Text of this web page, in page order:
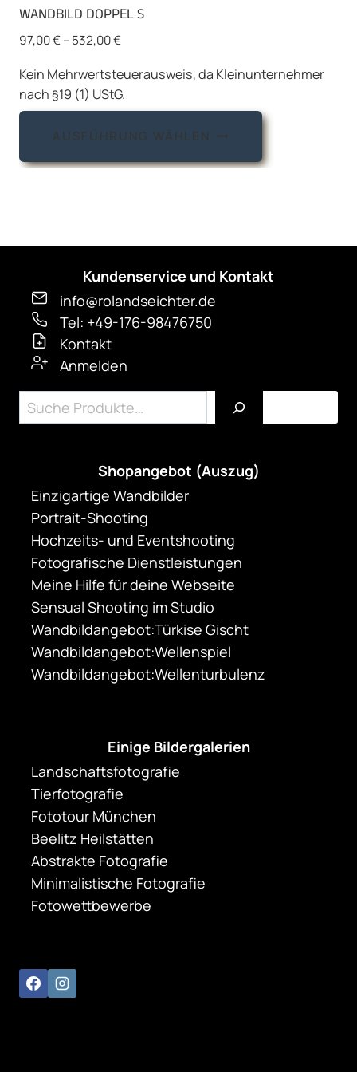
WANDBILD DOPPEL S
97,00€–532,00€
Kein Mehrwertsteuerausweis, da Kleinunternehmer
nach §19 (1) UStG.
AUSFÜHRUNG WÄHLEN
Dieses
weist
Optionen
gewählt
Kundenservice und Kontakt
info@rolandseichter.de
Tel: +49-176-98476750
Kontakt
Anmelden
Suchen
Shopangebot (Auszug)
Einzigartige Wandbilder
Portrait-Shooting
Hochzeits- und Eventshooting
Fotografische Dienstleistungen
Meine Hilfe für deine Webseite
Sensual Shooting im Studio
Wandbildangebot:Türkise Gischt
Wandbildangebot:Wellenspiel
Wandbildangebot:Wellenturbulenz
Einige Bildergalerien
Landschaftsfotografie
Tierfotografie
Fototour München
Beelitz Heilstätten
Abstrakte Fotografie
Minimalistische Fotografie
Fotowettbewerbe